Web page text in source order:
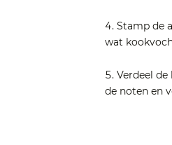
Stamp de
wat
Verdeel
de noten en